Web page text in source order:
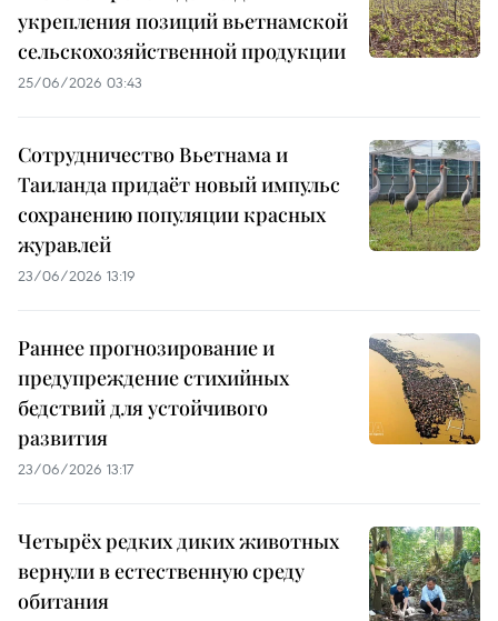
укрепления позиций вьетнамской
сельскохозяйственной продукции
25/06/2026 03:43
Сотрудничество Вьетнама и
Таиланда придаёт новый импульс
сохранению популяции красных
журавлей
23/06/2026 13:19
Раннее прогнозирование и
предупреждение стихийных
бедствий для устойчивого
развития
23/06/2026 13:17
Четырёх редких диких животных
вернули в естественную среду
обитания